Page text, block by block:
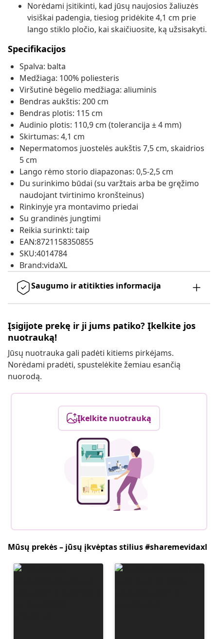
Norėdami įsitikinti, kad jūsų naujosios žaliuzės
visiškai padengia, tiesiog pridėkite 4,1 cm prie
lango stiklo pločio, kai skaičiuosite, ką užsisakyti.
Specifikacijos
Spalva: balta
Medžiaga: 100% poliesteris
Viršutinė bėgelio medžiaga: aliuminis
Bendras aukštis: 200 cm
Bendras plotis: 115 cm
Audinio plotis: 110,9 cm (tolerancija ± 4 mm)
Skirtumas: 4,1 cm
Nepermatomos juostelės aukštis 7,5 cm, skaidrios
5 cm
Lango rėmo storio diapazonas: 0,5-2,5 cm
Du surinkimo būdai (su varžtais arba be gręžimo
naudojant tvirtinimo kronšteinus)
Rinkinyje yra montavimo priedai
Su grandinės jungtimi
Reikia surinkti: taip
EAN:8721158350855
SKU:4014784
Brand:vidaXL
Saugumo ir atitikties informacija
Įsigijote prekę ir ji jums patiko? Įkelkite jos
nuotrauką!
Jūsų nuotrauka gali padėti kitiems pirkėjams.
Norėdami pradėti, spustelėkite žemiau esančią
nuorodą.
Įkelkite nuotrauką
Mūsų prekės – jūsų įkvėptas stilius #sharemevidaxl